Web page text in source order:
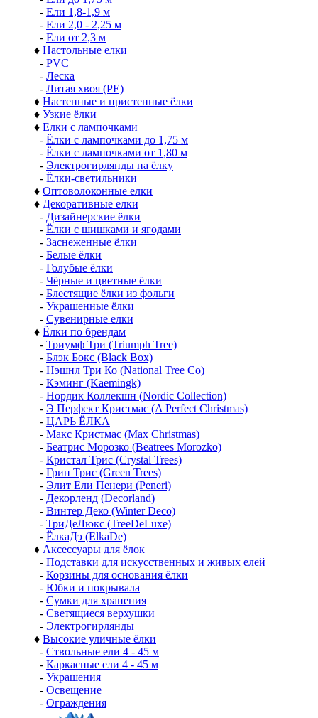
- Ели 1,8-1,9 м
- Ели 2,0 - 2,25 м
- Ели от 2,3 м
♦ Настольные елки
- PVC
- Леска
- Литая хвоя (РЕ)
♦ Настенные и пристенные ёлки
♦ Узкие ёлки
♦ Елки с лампочками
- Ёлки с лампочками до 1,75 м
- Ёлки с лампочками от 1,80 м
- Электрогирлянды на ёлку
- Ёлки-светильники
♦ Оптоволоконные елки
♦ Декоративные елки
- Дизайнерские ёлки
- Ёлки с шишками и ягодами
- Заснеженные ёлки
- Белые ёлки
- Голубые ёлки
- Чёрные и цветные ёлки
- Блестящие ёлки из фольги
- Украшенные ёлки
- Сувенирные елки
♦ Ёлки по брендам
- Триумф Три (Triumph Tree)
- Блэк Бокс (Black Box)
- Нэшнл Три Ко (National Tree Co)
- Кэминг (Kaemingk)
- Нордик Коллекшн (Nordic Collection)
- Э Перфект Кристмас (A Perfect Christmas)
- ЦАРЬ ЁЛКА
- Макс Кристмас (Max Christmas)
- Беатрис Морозко (Beatrees Morozko)
- Кристал Трис (Crystal Trees)
- Грин Трис (Green Trees)
- Элит Ели Пенери (Peneri)
- Декорленд (Decorland)
- Винтер Деко (Winter Deco)
- ТриДеЛюкс (TreeDeLuxe)
- ЁлкаДэ (ElkaDe)
♦ Аксессуары для ёлок
- Подставки для искусственных и живых елей
- Корзины для основания ёлки
- Юбки и покрывала
- Сумки для хранения
- Светящиеся верхушки
- Электрогирлянды
♦ Высокие уличные ёлки
- Ствольные ели 4 - 45 м
- Каркасные ели 4 - 45 м
- Украшения
- Освещение
- Ограждения